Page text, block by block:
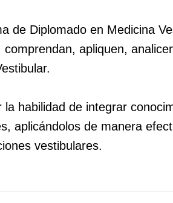
de Diplomado en Medicina
comprendan, apliquen,
la habilidad de integrar
aplicándolos de manera
vestibulares.